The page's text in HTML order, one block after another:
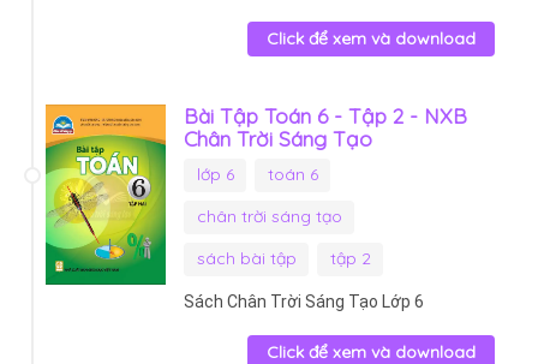
Click để xem và download
Bài Tập Toán 6 - Tập 2 - NXB
Chân Trời Sáng Tạo
lớp 6
toán 6
chân trời sáng tạo
sách bài tập
tập 2
Sách Chân Trời Sáng Tạo Lớp 6
Click để xem và download